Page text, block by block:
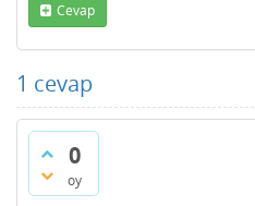
Cevap
1 cevap
0
oy